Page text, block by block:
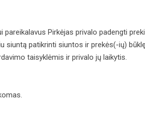
Pirkėjas privalo padengti
siuntą patikrinti siuntos ir prekės(-ių)
taisyklėmis ir privalo jų laikytis.